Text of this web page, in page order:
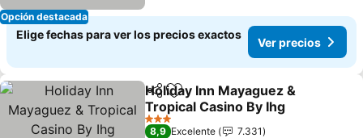
Opción destacada
Elige fechas para ver los precios exactos
Ver precios
CompartirAgregar a favoritos
Holiday Inn Mayaguez &
Tropical Casino By Ihg
Ver precios
3 Estrellas
8,9 Excelente
7.331